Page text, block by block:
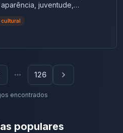
juventude,
126
encontrados
populares